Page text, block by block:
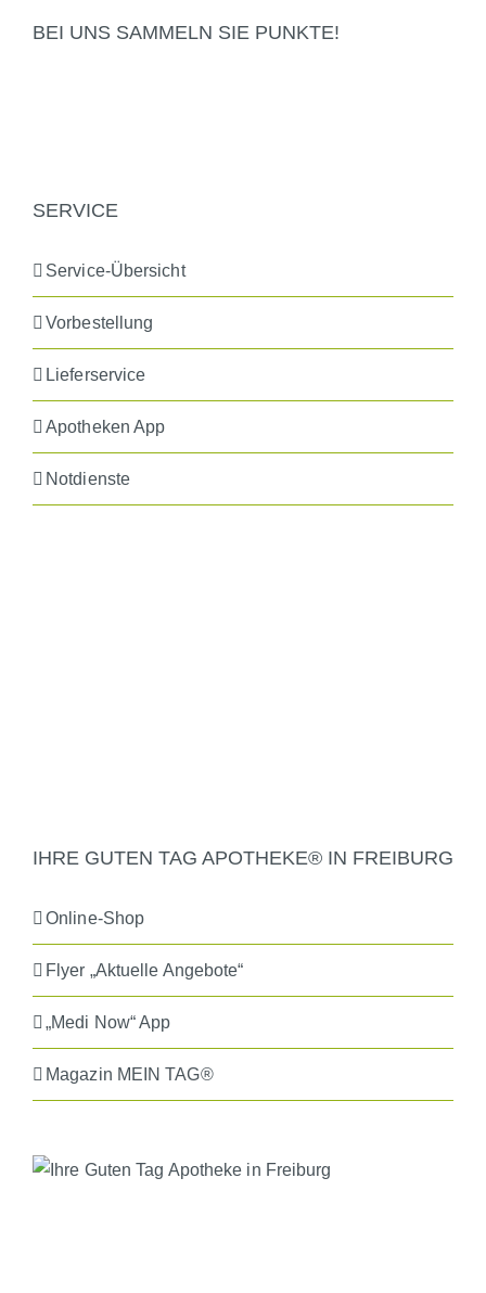
BEI UNS SAMMELN SIE PUNKTE!
SERVICE
Service-Übersicht
Vorbestellung
Lieferservice
Apotheken App
Notdienste
IHRE GUTEN TAG APOTHEKE® IN FREIBURG
Online-Shop
Flyer „Aktuelle Angebote“
„Medi Now“ App
Magazin MEIN TAG®